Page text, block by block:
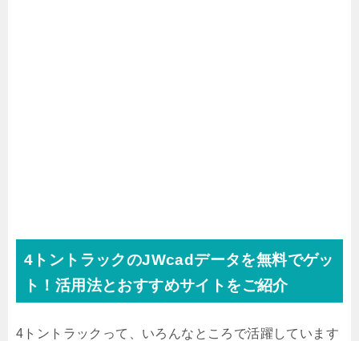
4トントラックのJWcadデータを無料でゲッ
ト！活用法とおすすめサイトをご紹介
4トントラックって、いろんなところで活躍しています